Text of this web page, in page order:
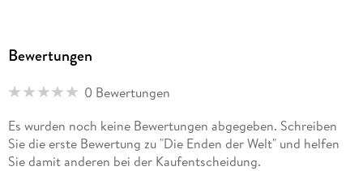
Bewertungen
0 Bewertungen
Es wurden noch keine Bewertungen abgegeben. Schreiben
Sie die erste Bewertung zu "Die Enden der Welt" und helfen
Sie damit anderen bei der Kaufentscheidung.